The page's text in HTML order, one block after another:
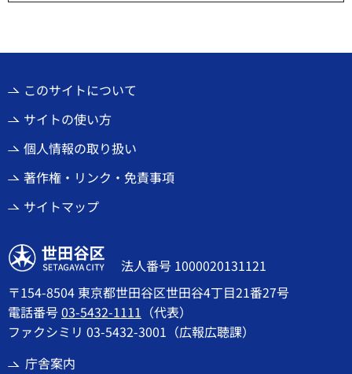
このサイトについて
サイトの使い方
個人情報の取り扱い
著作権・リンク・免責事項
サイトマップ
世田谷区
法人番号 1000020131121
〒154-8504 東京都世田谷区世田谷4丁目21番27号
電話番号03-5432-1111 （代表）
ファクシミリ 03-5432-3001（広報広聴課）
庁舎案内